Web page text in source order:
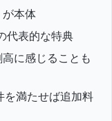
本体
代表的な特典
に感じることも
を満たせば追加料